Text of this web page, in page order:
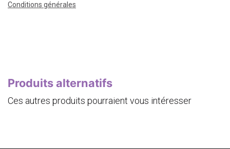
Conditions générales
Produits alternatifs
Ces autres produits pourraient vous intéresser